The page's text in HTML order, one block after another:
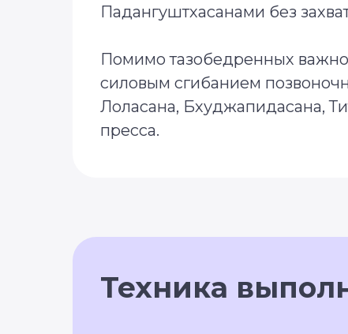
Падангуштхасанами без
Помимо тазобедренных важно
силовым сгибанием
Лоласана, Бхуджапидасана,
пресса.
Техника